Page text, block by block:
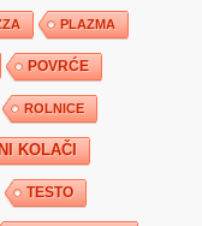
PLAZMA
POVRĆE
ROLNICE
KOLAČI
TESTO